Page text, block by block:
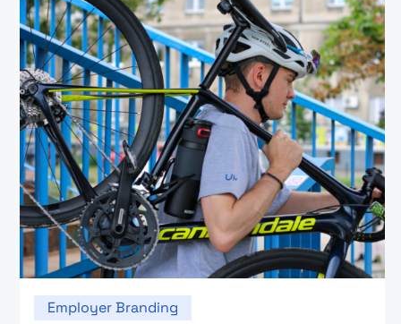
Employer Branding